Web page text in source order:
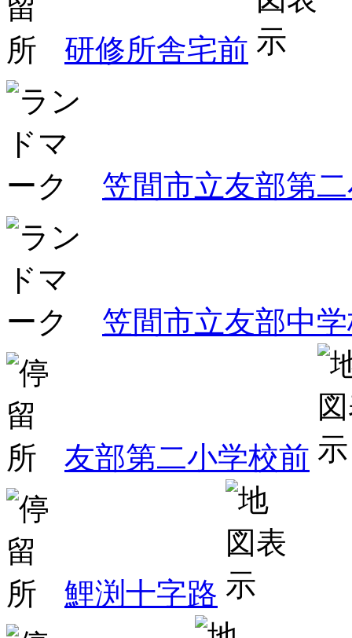
研修所舎宅前
笠間市立友部第
笠間市立友部中
友部第二小学校前
鯉渕十字路